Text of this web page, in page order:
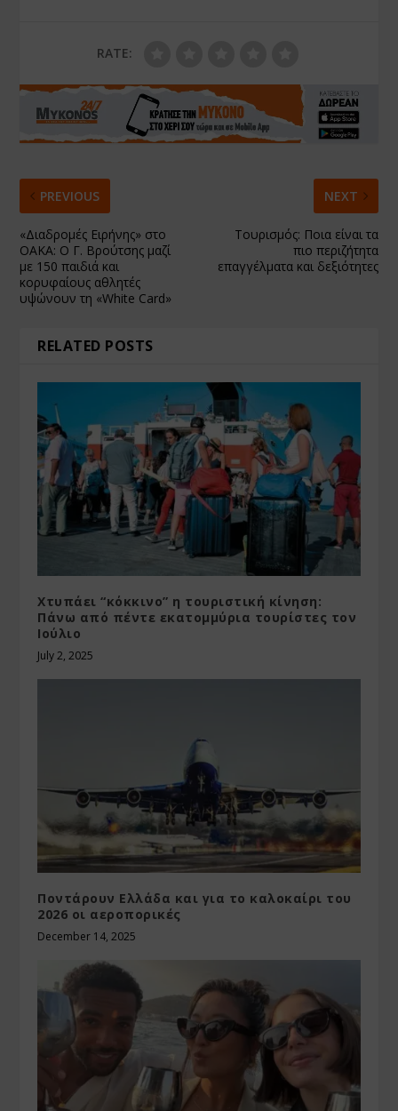
RATE:
PREVIOUS
«Διαδρομές Ειρήνης» στο
ΟΑΚΑ: Ο Γ. Βρούτσης μαζί
με 150 παιδιά και
κορυφαίους αθλητές
υψώνουν τη «White Card»
NEXT
Τουρισμός: Ποια είναι τα
πιο περιζήτητα
επαγγέλματα και δεξιότητες
RELATED POSTS
Χτυπάει “κόκκινο” η τουριστική κίνηση:
Πάνω από πέντε εκατομμύρια τουρίστες τον
Ιούλιο
July 2, 2025
Ποντάρουν Ελλάδα και για το καλοκαίρι του
2026 οι αεροπορικές
December 14, 2025